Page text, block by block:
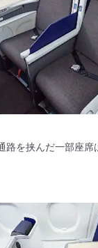
路を挟んだ一部座席